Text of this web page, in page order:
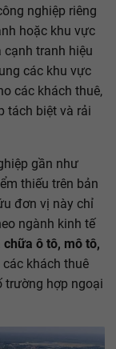
nghiệp riêng
hoặc khu vực
tranh hiệu
các khu vực
các khách thuê,
tách biệt và rải
gần như
thiếu trên bản
đơn vị này chỉ
ngành kinh tế
ô tô, mô tô,
các khách thuê
trường hợp ngoại